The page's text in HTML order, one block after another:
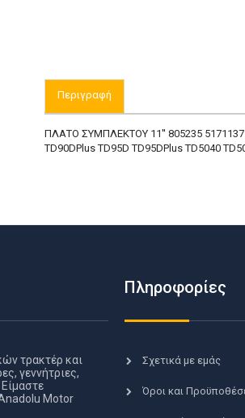
Περιγραφή
ΠΛΑΤO ΣΥΜΠΛΕΚΤΟΥ 11'' 805235 5171137 6
TD90DPlus TD95D TD95DPlus TD5040
τρακτέρ και
γεννήτριες,
Motor
Πληροφορίες
Σχετικά με εμάς
Όροι και